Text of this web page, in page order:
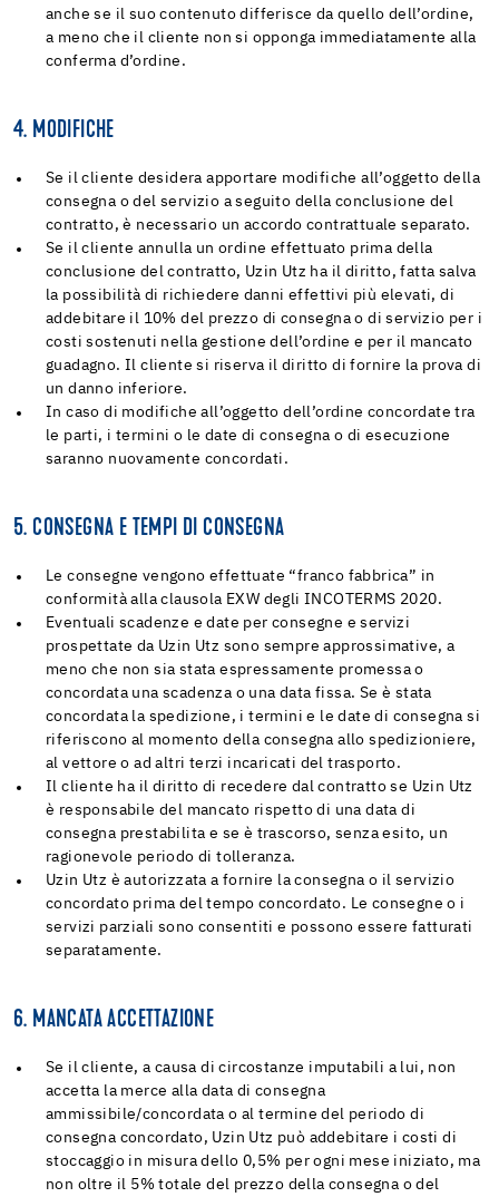
anche se il suo contenuto differisce da quello dell’ordine,
a meno che il cliente non si opponga immediatamente alla
conferma d’ordine.
4. MODIFICHE
Se il cliente desidera apportare modifiche all’oggetto della
consegna o del servizio a seguito della conclusione del
contratto, è necessario un accordo contrattuale separato.
Se il cliente annulla un ordine effettuato prima della
conclusione del contratto, Uzin Utz ha il diritto, fatta salva
la possibilità di richiedere danni effettivi più elevati, di
addebitare il 10% del prezzo di consegna o di servizio per i
costi sostenuti nella gestione dell’ordine e per il mancato
guadagno. Il cliente si riserva il diritto di fornire la prova di
un danno inferiore.
In caso di modifiche all’oggetto dell’ordine concordate tra
le parti, i termini o le date di consegna o di esecuzione
saranno nuovamente concordati.
5. CONSEGNA E TEMPI DI CONSEGNA
Le consegne vengono effettuate “franco fabbrica” in
conformità alla clausola EXW degli INCOTERMS 2020.
Eventuali scadenze e date per consegne e servizi
prospettate da Uzin Utz sono sempre approssimative, a
meno che non sia stata espressamente promessa o
concordata una scadenza o una data fissa. Se è stata
concordata la spedizione, i termini e le date di consegna si
riferiscono al momento della consegna allo spedizioniere,
al vettore o ad altri terzi incaricati del trasporto.
Il cliente ha il diritto di recedere dal contratto se Uzin Utz
è responsabile del mancato rispetto di una data di
consegna prestabilita e se è trascorso, senza esito, un
ragionevole periodo di tolleranza.
Uzin Utz è autorizzata a fornire la consegna o il servizio
concordato prima del tempo concordato. Le consegne o i
servizi parziali sono consentiti e possono essere fatturati
separatamente.
6. MANCATA ACCETTAZIONE
Se il cliente, a causa di circostanze imputabili a lui, non
accetta la merce alla data di consegna
ammissibile/concordata o al termine del periodo di
consegna concordato, Uzin Utz può addebitare i costi di
stoccaggio in misura dello 0,5% per ogni mese iniziato, ma
non oltre il 5% totale del prezzo della consegna o del